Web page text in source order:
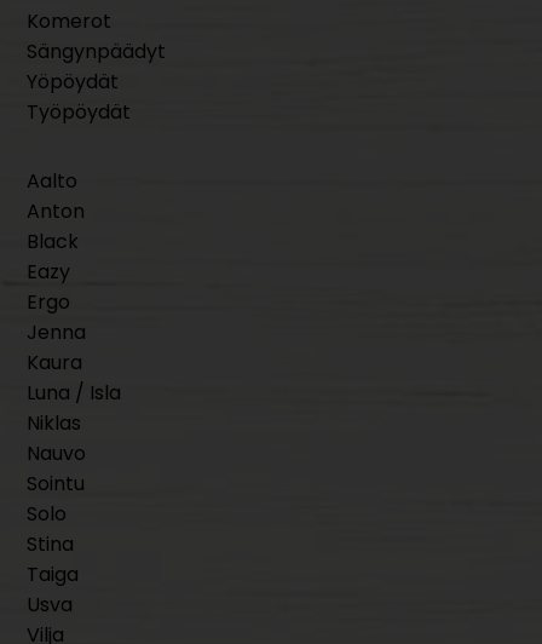
Komerot
Sängynpäädyt
Yöpöydät
Työpöydät
Aalto
Anton
Black
Eazy
Ergo
Jenna
Kaura
Luna / Isla
Niklas
Nauvo
Sointu
Solo
Stina
Taiga
Usva
Vilja